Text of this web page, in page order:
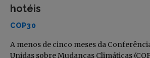
hotéis
COP30
A menos de cinco meses da
Unidas sobre Mudanças Climáticas